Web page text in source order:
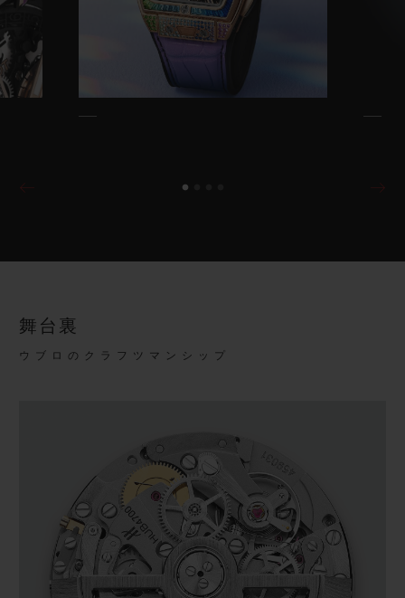
舞台裏
ウブロのクラフツマンシップ